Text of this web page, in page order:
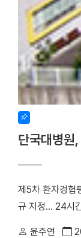
단국대병원,
제5차 환자경험
규 지정… 24시
윤주연